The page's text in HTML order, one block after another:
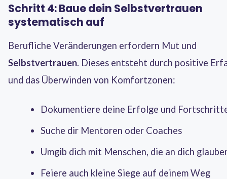
Schritt 4: Baue dein Selbstvertrauen
systematisch auf
Berufliche Veränderungen erfordern Mut und
Selbstvertrauen. Dieses entsteht durch positive
und das Überwinden von Komfortzonen:
Dokumentiere deine Erfolge und
Suche dir Mentoren oder Coaches
Umgib dich mit Menschen, die an dich
Feiere auch kleine Siege auf deinem Weg